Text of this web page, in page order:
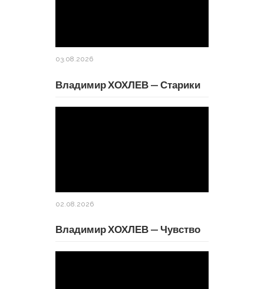
03.08.2026
Владимир ХОХЛЕВ — Старики
02.08.2026
Владимир ХОХЛЕВ — Чувство